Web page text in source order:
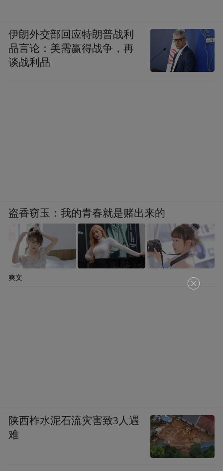
伊朗外交部回应特朗普战利
品言论：美需赢得战争，再
谈战利品
盗香窃玉：我的青春就是赌出来的
爽文
陕西柞水泥石流灾害致3人遇
难